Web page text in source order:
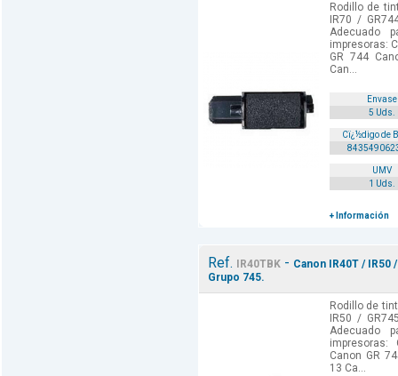
Rodillo de
IR70 /
Adecuado
impresoras:
GR 744
Can...
Envase
5 Uds.
Cï¿½digo de
UMV
1 Uds.
+ Información
Ref. IR40TBK- Canon IR40T / IR50
Grupo 745.
Rodillo de
IR50 /
Adecuado
Canon GR
13 Ca...